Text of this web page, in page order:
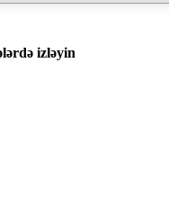
izləyin